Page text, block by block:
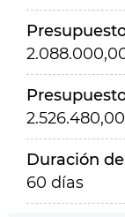
Duración
60 días